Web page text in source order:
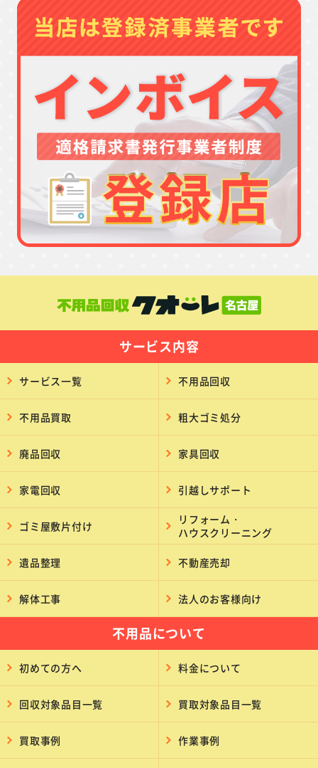
サービス内容
サービス一覧 不用品回収
不用品買取 粗大ゴミ処分
廃品回収 家具回収
家電回収 引越しサポート
ゴミ屋敷片付け
リフォーム・
ハウスクリーニング
遺品整理 不動産売却
解体工事 法人のお客様向け
不用品について
初めての方へ 料金について
回収対象品目一覧 買取対象品目一覧
買取事例 作業事例